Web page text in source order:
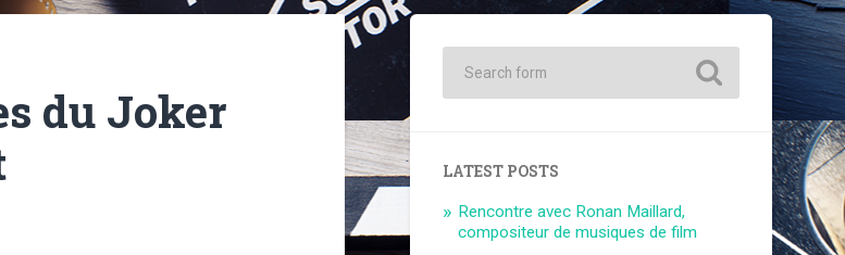
du Joker
LATEST POSTS
Rencontre avec Ronan Maillard,
compositeur de musiques de film